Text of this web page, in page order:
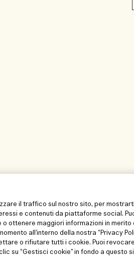
il traffico sul nostro sito, per
e contenuti da piattaforme social.
ottenere maggiori informazioni in merito
all’interno della nostra “Privacy
o rifiutare tutti i cookie. Puoi
su “Gestisci cookie” in fondo a questo